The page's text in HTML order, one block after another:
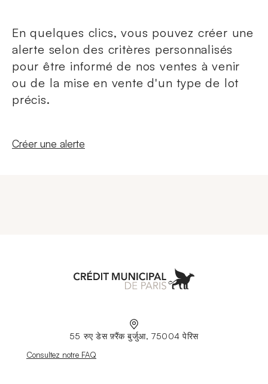
En quelques clics, vous pouvez créer une
alerte selon des critères personnalisés
pour être informé de nos ventes à venir
ou de la mise en vente d'un type de lot
précis.
Nouvelle fenêtre
Créer une alerte
55 रुए डेस फ़्रैंक बुर्जुआ, 75004 पेरिस
Nouvelle fenêtre
Consultez notre FAQ